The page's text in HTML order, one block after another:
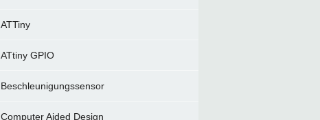
ATTiny
ATtiny GPIO
Beschleunigungssensor
Computer Aided Design